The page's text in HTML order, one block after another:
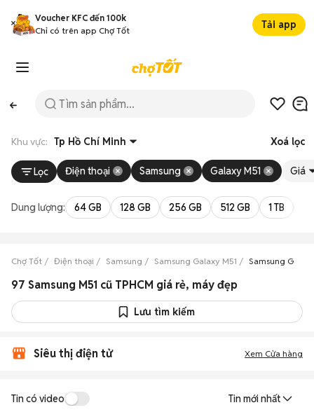
Voucher KFC đến 100k
Chỉ có trên app Chợ Tốt
Tải app
Khu vực: Tp Hồ Chí Minh Xoá lọc
Lọc Điện thoại Samsung Galaxy M51 Giá
Dung lượng: 64 GB 128 GB 256 GB 512 GB 1 TB
Chợ Tốt Điện thoại Samsung Samsung Galaxy M51 Samsung
97 Samsung M51 cũ TPHCM giá rẻ, máy đẹp
Lưu tìm kiếm
Siêu thị điện tử Xem Cửa hàng
Tin có video Tin mới nhất